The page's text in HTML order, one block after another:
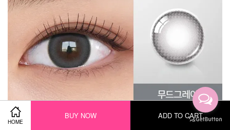
HOME
BUY NOW ADD TO CART